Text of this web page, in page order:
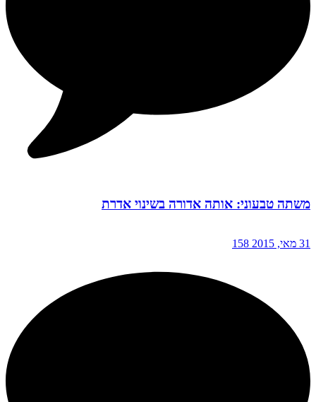
משתה טבעוני: אותה אדורה בשינוי אדרת
31 מאי, 2015 158